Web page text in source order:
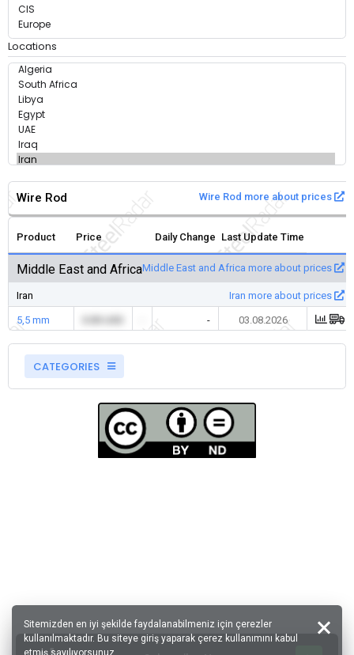
Locations
Wire Rod Wire Rod more about prices
Product Price Daily Change Last Update Time
Middle East and AfricaMiddle East and Africa more about prices
Iran Iran more about prices
5,5 mm - 03.08.2026
CATEGORIES
Sitemizden en iyi şekilde faydalanabilmeniz için çerezler
kullanılmaktadır. Bu siteye giriş yaparak çerez kullanımını kabul
etmiş sayılıyorsunuz.